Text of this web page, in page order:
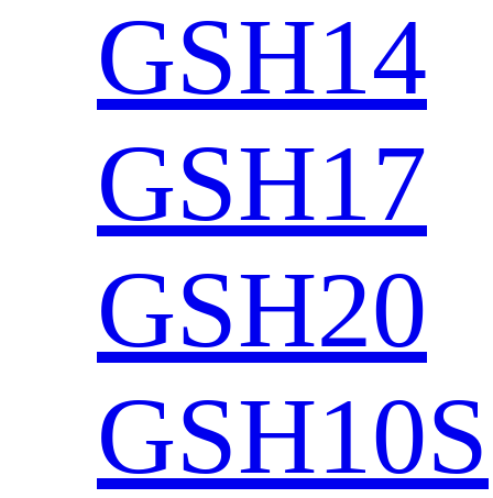
GSH14
GSH17
GSH20
GSH10S